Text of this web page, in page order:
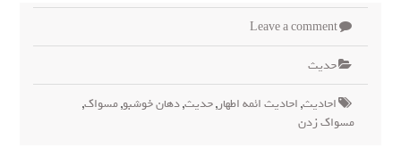
Leave a comment
حدیث
احادیث,احادیث ائمه اطهار,حدیث,دهان خوشبو,مسواک,
مسواک زدن